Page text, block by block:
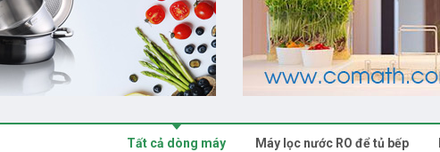
Tất cả dòng máy Máy lọc nước RO để tủ bếp